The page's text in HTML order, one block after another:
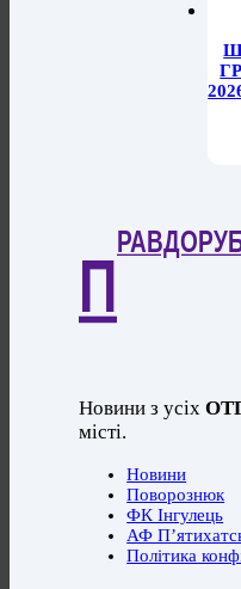
П
Новини з усіх
місті.
Новини
Поворознюк
ФК Інгулець
АФ
Політика